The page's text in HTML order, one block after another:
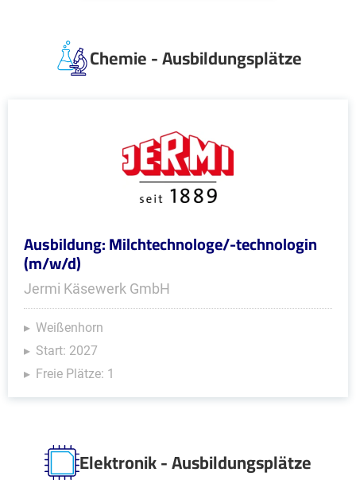
Chemie - Ausbildungsplätze
Ausbildung: Milchtechnologe/-technologin
(m/w/d)
Jermi Käsewerk GmbH
Weißenhorn
Start: 2027
Freie Plätze: 1
Elektronik - Ausbildungsplätze